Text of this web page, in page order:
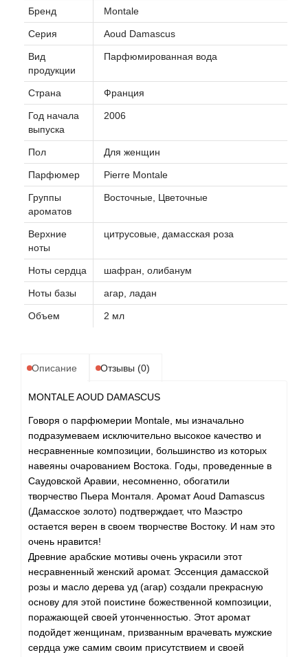
Бренд Montale
Серия Aoud Damascus
Вид
продукции
Парфюмированная вода
Страна Франция
Год начала
выпуска
2006
Пол Для женщин
Парфюмер Pierre Montale
Группы
ароматов
Восточные, Цветочные
Верхние
ноты
цитрусовые, дамасская роза
Ноты сердца шафран, олибанум
Ноты базы агар, ладан
Объем 2 мл
Описание Отзывы (0)
MONTALE AOUD DAMASCUS
Говоря о парфюмерии Montale, мы изначально
подразумеваем исключительно высокое качество и
несравненные композиции, большинство из которых
навеяны очарованием Востока. Годы, проведенные в
Саудовской Аравии, несомненно, обогатили
творчество Пьера Монталя. Аромат Aoud Damascus
(Дамасское золото) подтверждает, что Маэстро
остается верен в своем творчестве Востоку. И нам это
очень нравится!
Древние арабские мотивы очень украсили этот
несравненный женский аромат. Эссенция дамасской
розы и масло дерева уд (агар) создали прекрасную
основу для этой поистине божественной композиции,
поражающей своей утонченностью. Этот аромат
подойдет женщинам, призванным врачевать мужские
сердца уже самим своим присутствием и своей